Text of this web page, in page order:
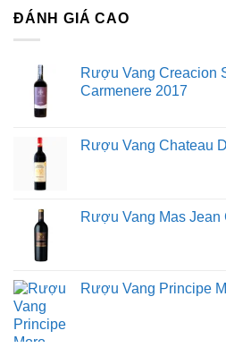
Adenosine
Polysaccharide
Các loại vitamin (B1, B2, B12,
Các nguyên tố vi lượng (K,
Công dụng của đông trùng hạ
Tăng cường hệ miễn dịch:
miễn dịch, tăng cường sức đề
tật.
Hỗ trợ hô hấp:Giảm ho, long
năng phổi, hỗ trợ điều trị hen
Bồi bổ sức khỏe:
ĐÁNH GIÁ CAO
Rượu Vang Creacion
Carmenere 2017
Rượu Vang Chateau
Rượu Vang Mas Jean
Rượu Vang Principe